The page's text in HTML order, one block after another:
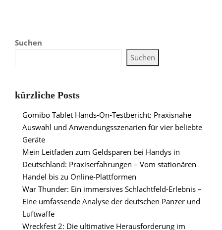
Suchen
Suchen
kürzliche Posts
Gomibo Tablet Hands-On-Testbericht: Praxisnahe
Auswahl und Anwendungsszenarien für vier beliebte
Geräte
Mein Leitfaden zum Geldsparen bei Handys in
Deutschland: Praxiserfahrungen – Vom stationären
Handel bis zu Online-Plattformen
War Thunder: Ein immersives Schlachtfeld-Erlebnis –
Eine umfassende Analyse der deutschen Panzer und
Luftwaffe
Wreckfest 2: Die ultimative Herausforderung im